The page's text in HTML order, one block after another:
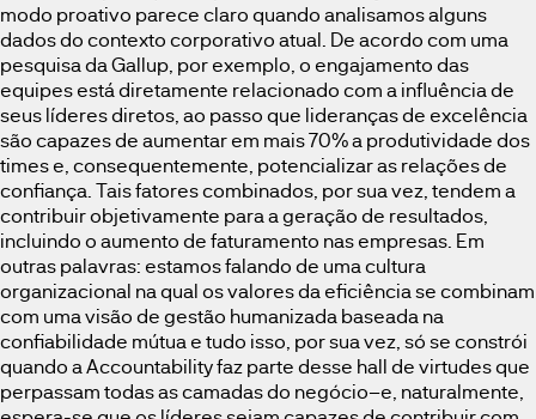
modo proativo parece claro quando analisamos alguns
dados do contexto corporativo atual. De acordo com uma
pesquisa da Gallup, por exemplo, o engajamento das
equipes está diretamente relacionado com a influência de
seus líderes diretos, ao passo que lideranças de excelência
são capazes de aumentar em mais 70% a produtividade dos
times e, consequentemente, potencializar as relações de
confiança. Tais fatores combinados, por sua vez, tendem a
contribuir objetivamente para a geração de resultados,
incluindo o aumento de faturamento nas empresas. Em
outras palavras: estamos falando de uma cultura
organizacional na qual os valores da eficiência se combinam
com uma visão de gestão humanizada baseada na
confiabilidade mútua e tudo isso, por sua vez, só se constrói
quando a Accountability faz parte desse hall de virtudes que
perpassam todas as camadas do negócio–e, naturalmente,